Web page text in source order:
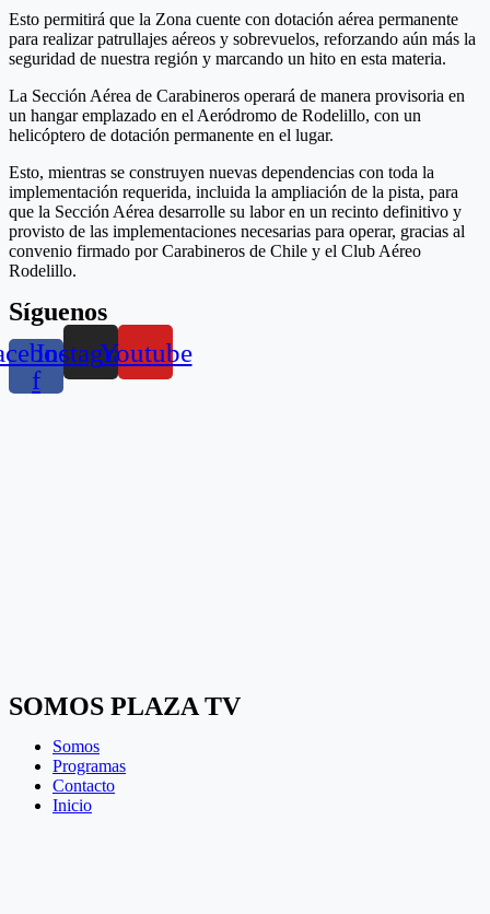
Esto permitirá que la Zona cuente con dotación aérea permanente
para realizar patrullajes aéreos y sobrevuelos, reforzando aún más la
seguridad de nuestra región y marcando un hito en esta materia.
La Sección Aérea de Carabineros operará de manera provisoria en
un hangar emplazado en el Aeródromo de Rodelillo, con un
helicóptero de dotación permanente en el lugar.
Esto, mientras se construyen nuevas dependencias con toda la
implementación requerida, incluida la ampliación de la pista, para
que la Sección Aérea desarrolle su labor en un recinto definitivo y
provisto de las implementaciones necesarias para operar, gracias al
convenio firmado por Carabineros de Chile y el Club Aéreo
Rodelillo.
Síguenos
f
InstagramYoutube
SOMOS PLAZA TV
Somos
Programas
Contacto
Inicio